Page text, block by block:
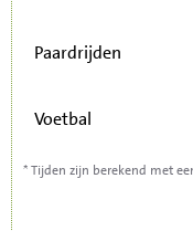
Paardrijden
Voetbal
Stofzuigen
* Tijden zijn berekend met